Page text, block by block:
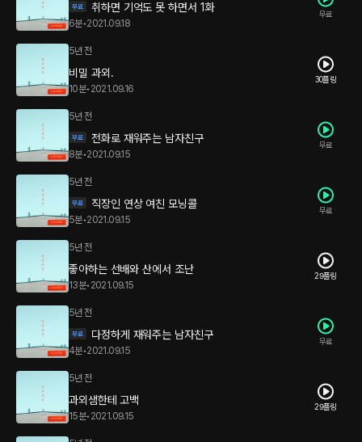
취하면 기억도 못 하면서 1화
6분•2021.09.18
무료
5년 전
비밀 과외.
10분• 2021.09.16
30플링
5년 전
전화로 재워주는 남자친구
8분•2021.09.15
무료
5년 전
직장인 연상 여친 모닝콜
5분•2021.09.15
무료
5년 전
좋아하는 선배와 산에서 조난
13분• 2021.09.15
29플링
5년 전
다정하게 재워주는 남자친구
4분•2021.09.15
무료
5년 전
과외샘한테 고백
15분• 2021.09.15
29플링